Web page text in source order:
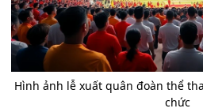
Hình ảnh lễ xuất quân đoàn thể
chức